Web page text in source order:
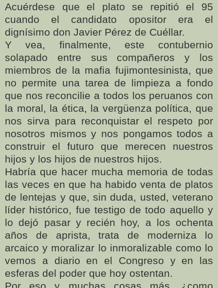
Acuérdese que el plato se repitió el 95
cuando el candidato opositor era el
dignísimo don Javier Pérez de Cuéllar.
Y vea, finalmente, este contubernio
solapado entre sus compañeros y los
miembros de la mafia fujimontesinista, que
no permite una tarea de limpieza a fondo
que nos reconcilie a todos los peruanos con
la moral, la ética, la vergüenza política, que
nos sirva para reconquistar el respeto por
nosotros mismos y nos pongamos todos a
construir el futuro que merecen nuestros
hijos y los hijos de nuestros hijos.
Habría que hacer mucha memoria de todas
las veces en que ha habido venta de platos
de lentejas y que, sin duda, usted, veterano
líder histórico, fue testigo de todo aquello y
lo dejó pasar y recién hoy, a los ochenta
años de aprista, trata de moderniza lo
arcaico y moralizar lo inmoralizable como lo
vemos a diario en el Congreso y en las
esferas del poder que hoy ostentan.
Por eso y muchas cosas más, ¿como